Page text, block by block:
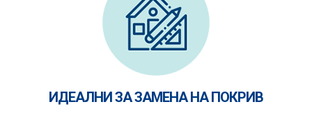
ИДЕАЛНИ ЗА ЗАМЕНА НА ПОКРИВ